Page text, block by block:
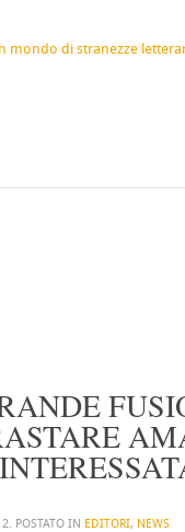
. POSTATO IN EDITORI, NEWS